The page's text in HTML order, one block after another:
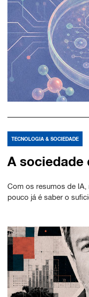
TECNOLOGIA & SOCIEDADE
A sociedade
Com os resumos de
pouco já é saber o